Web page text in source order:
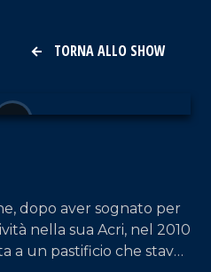
TORNA ALLO SHOW
dopo aver sognato per
nella sua Acri, nel 2010
a un pastificio che stava